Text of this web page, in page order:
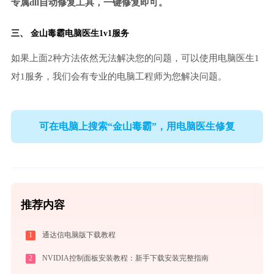
专属dll自动修复工具，一键修复即可。
三、 金山毒霸电脑医生1v1服务
如果上面2种方法依然无法解决您的问题，可以使用电脑医生1
对1服务，我们会有专业的电脑工程师为您解决问题。
可在电脑上搜索“金山毒霸”，用电脑医生修复
推荐内容
1 通达信电脑版下载教程
2 NVIDIA控制面板安装教程：新手下载安装完整指南